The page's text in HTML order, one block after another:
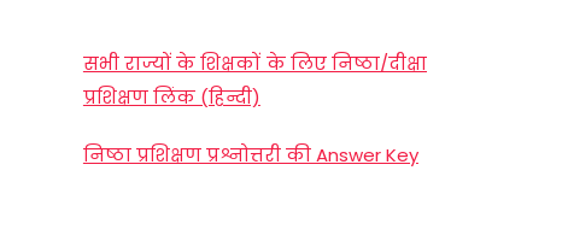
सभी राज्यों के शिक्षकों के लिए निष्ठा/दीक्षा
प्रशिक्षण लिंक (हिन्दी)
निष्ठा प्रशिक्षण प्रश्नोत्तरी की Answer Key